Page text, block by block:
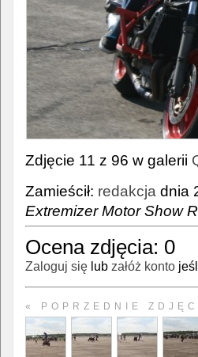
Zdjęcie 11 z 96 w galerii
Zamieścił: redakcja dnia
Extremizer Motor Show
Ocena zdjęcia: 0
Zaloguj się lub załóż konto
« POPRZEDNIE